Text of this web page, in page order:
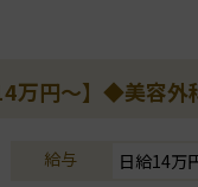
万円～】◆美容
給与
日給14万